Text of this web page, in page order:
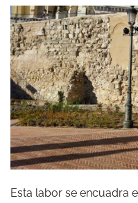
Esta labor se encuadra